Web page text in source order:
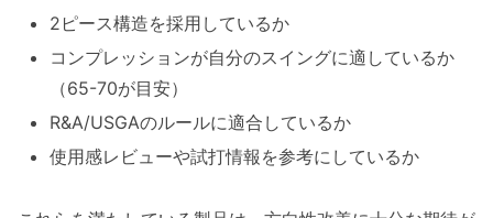
2ピース構造を採用しているか
コンプレッションが自分のスイングに適しているか
（65-70が目安）
R&A/USGAのルールに適合しているか
使用感レビューや試打情報を参考にしているか